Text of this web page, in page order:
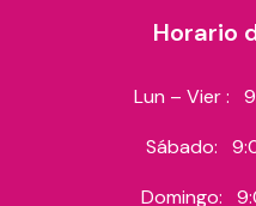
Horario
Lun – Vier :
Sábado:
Domingo: